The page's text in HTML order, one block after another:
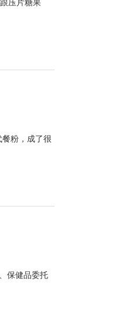
压片糖果
粉，成了很
保健品委托